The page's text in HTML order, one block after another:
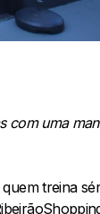
uma
treina